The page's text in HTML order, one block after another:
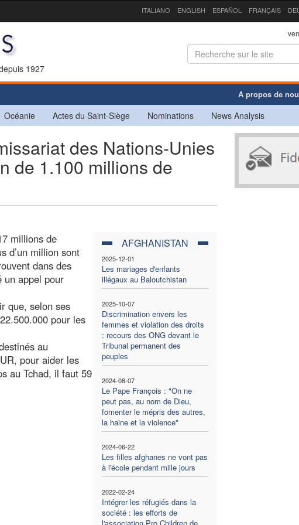
ITALIANO ENGLISH ESPAÑOL FRANÇAIS
1927
A propos de
Océanie Actes du Saint-Siège Nominations News Analysis
des Nations-Unies
de 1.100 millions de
AFGHANISTAN
2025-12-01
Les mariages d'enfants
illégaux au Baloutchistan
2025-10-07
Discrimination envers les
femmes et violation des droits
: recours des ONG devant le
Tribunal permanent des
peuples
2024-08-07
Le Pape François : "On ne
peut pas, au nom de Dieu,
fomenter le mépris des autres,
la haine et la violence"
2024-06-22
Les filles afghanes ne vont pas
à l'école pendant mille jours
2022-02-24
Intégrer les réfugiés dans la
société : les efforts de
millions de
d’un million sont
dans des
un appel pour
que, selon ses
pour les
au
pour aider les
au Tchad, il faut 59